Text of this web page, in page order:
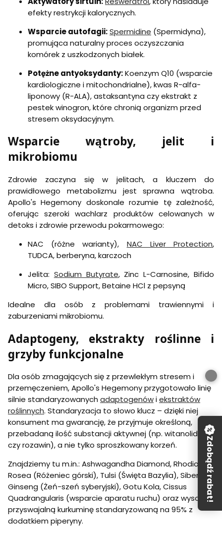
efekty restrykcji kalorycznych.
Wsparcie autofagii:Spermidine (Spermidyna),
promująca naturalny proces oczyszczania
komórek z uszkodzonych białek.
Potężne antyoksydanty:Koenzym Q10 (wsparcie
kardiologiczne i mitochondrialne), kwas R-alfa-
liponowy (R-ALA), astaksantyna czy ekstrakt z
pestek winogron, które chronią organizm przed
stresem oksydacyjnym.
Wsparcie wątroby, jelit i
mikrobiomu
Zdrowie zaczyna się w jelitach, a kluczem do
prawidłowego metabolizmu jest sprawna wątroba.
Apollo's Hegemony doskonale rozumie tę zależność,
oferując szeroki wachlarz produktów celowanych w
detoks i zdrowie przewodu pokarmowego:
NAC (różne warianty), NAC Liver Protection,
TUDCA, berberyna, karczoch
Jelita: Sodium Butyrate, Zinc L-Carnosine, Bifido
Micro, SIBO Support, Betaine HCl z pepsyną
Idealne dla osób z problemami trawiennymi i
zaburzeniami mikrobiomu.
Adaptogeny, ekstrakty roślinne i
grzyby funkcjonalne
Dla osób zmagających się z przewlekłym stresem i
przemęczeniem, Apollo's Hegemony przygotowało linię
silnie standaryzowanych adaptogenówiekstraktów
roślinnych. Standaryzacja to słowo klucz – dzięki niej
konsument ma gwarancję, że przyjmuje określoną,
przebadaną ilość substancji aktywnej (np. witanolidów
czy rozawin), a nie tylko sproszkowany korzeń.
Znajdziemy tu m.in.: Ashwagandha Diamond, Rhodiola
Rosea (Różeniec górski), Tulsi (Święta Bazylia), Siberian
Ginseng (Żeń-szeń syberyjski), Gotu Kola, Cissus
Quadrangularis (wsparcie aparatu ruchu) oraz wysoko
przyswajalną kurkuminę standaryzowaną na 95% z
dodatkiem piperyny.
Zdobądź rabat!